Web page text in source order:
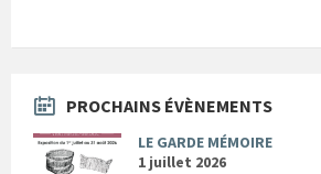
PROCHAINS ÉVÈNEMENTS
LE GARDE MÉMOIRE
1 juillet 2026